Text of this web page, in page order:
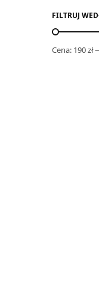
FILTRUJ
Cena: 190 zł